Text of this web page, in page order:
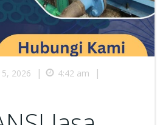
2026 | 4:42 am |